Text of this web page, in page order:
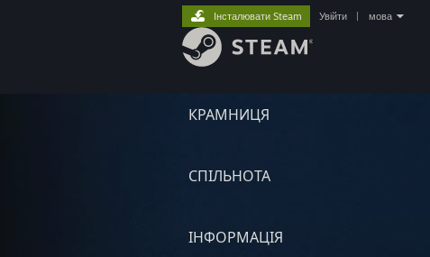
КРАМНИЦЯ
СПІЛЬНОТА
ІНФОРМАЦІЯ
Інсталювати Steam Увійти мова